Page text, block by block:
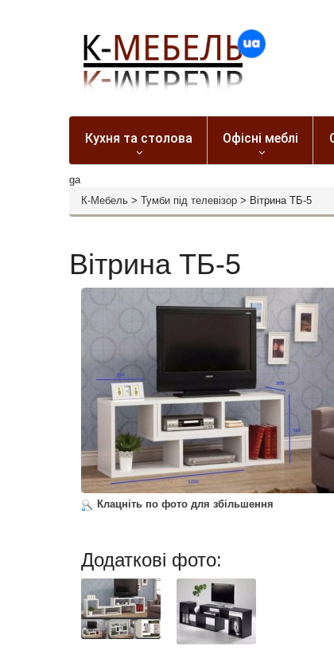
Кухня та столова Офісні меблі
ga
К-Мебель > Тумби під телевізор > Вітрина ТБ-5
Вітрина ТБ-5
Клацніть по фото для збільшення
Додаткові фото: